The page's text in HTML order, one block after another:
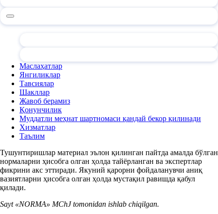
Маслаҳатлар
Янгиликлар
Тавсиялар
Шакллар
Жавоб берамиз
Қонунчилик
Муддатли меҳнат шартномаси қандай бекор қилинади
Хизматлар
Таълим
Тушунтиришлар материал эълон қилинган пайтда амалда бўлган
нормаларни ҳисобга олган ҳолда тайёрланган ва экспертлар
фикрини акс эттиради. Якуний қарорни фойдаланувчи аниқ
вазиятларни ҳисобга олган ҳолда мустақил равишда қабул
қилади.
Sayt «NORMA» MChJ tomonidan ishlab chiqilgan.